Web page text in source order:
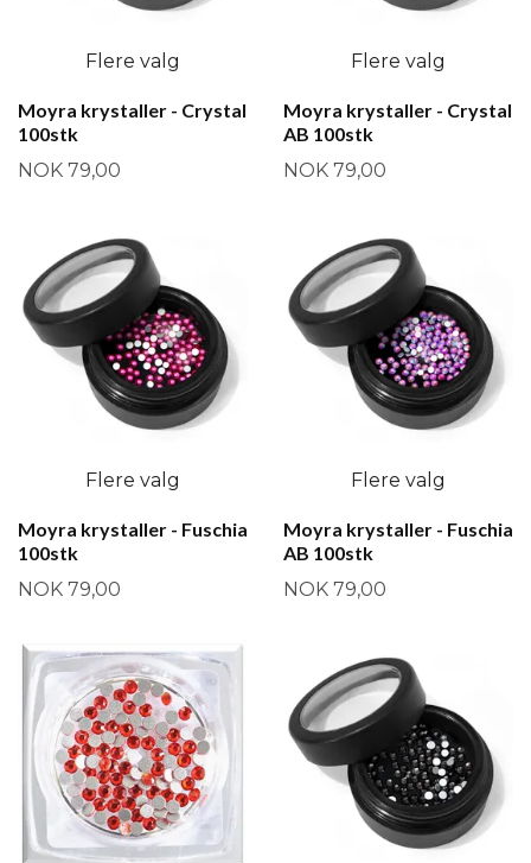
Flere valg
Moyra krystaller - Crystal
100stk
NOK 79,00
Flere valg
Moyra krystaller - Crystal
AB 100stk
NOK 79,00
Flere valg
Moyra krystaller - Fuschia
100stk
NOK 79,00
Flere valg
Moyra krystaller - Fuschia
AB 100stk
NOK 79,00